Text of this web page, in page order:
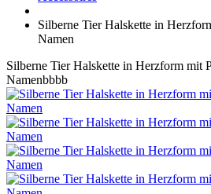
Silberne Tier Halskette in
Namen
Silberne Tier Halskette in Herzform mit
Namenbbbb